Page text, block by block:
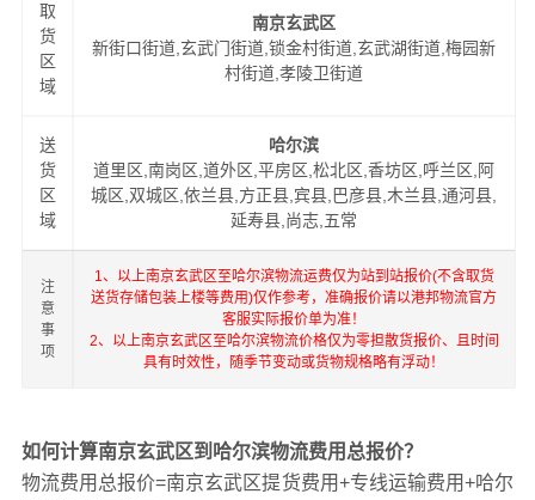
取
货
区
域
南京玄武区
新街口街道,玄武门街道,锁金村街道,玄武湖街道,梅园新
村街道,孝陵卫街道
送
货
区
域
哈尔滨
道里区,南岗区,道外区,平房区,松北区,香坊区,呼兰区,阿
城区,双城区,依兰县,方正县,宾县,巴彦县,木兰县,通河县,
延寿县,尚志,五常
注
意
事
项
1、以上南京玄武区至哈尔滨物流运费仅为站到站报价(不含取货
送货存储包装上楼等费用)仅作参考，准确报价请以港邦物流官方
客服实际报价单为准！
2、以上南京玄武区至哈尔滨物流价格仅为零担散货报价、且时间
具有时效性，随季节变动或货物规格略有浮动！
如何计算南京玄武区到哈尔滨物流费用总报价？
物流费用总报价=南京玄武区提货费用+专线运输费用+哈尔